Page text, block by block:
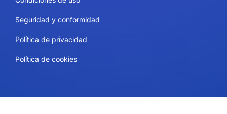
Seguridad y conformidad
Política de privacidad
Política de cookies